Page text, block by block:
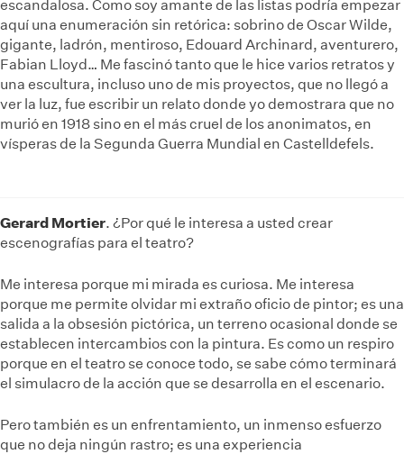
escandalosa. Como soy amante de las listas podría empezar
aquí una enumeración sin retórica: sobrino de Oscar Wilde,
gigante, ladrón, mentiroso, Edouard Archinard, aventurero,
Fabian Lloyd… Me fascinó tanto que le hice varios retratos y
una escultura, incluso uno de mis proyectos, que no llegó a
ver la luz, fue escribir un relato donde yo demostrara que no
murió en 1918 sino en el más cruel de los anonimatos, en
vísperas de la Segunda Guerra Mundial en Castelldefels.
Gerard Mortier. ¿Por qué le interesa a usted crear
escenografías para el teatro?
Me interesa porque mi mirada es curiosa. Me interesa
porque me permite olvidar mi extraño oficio de pintor; es una
salida a la obsesión pictórica, un terreno ocasional donde se
establecen intercambios con la pintura. Es como un respiro
porque en el teatro se conoce todo, se sabe cómo terminará
el simulacro de la acción que se desarrolla en el escenario.
Pero también es un enfrentamiento, un inmenso esfuerzo
que no deja ningún rastro; es una experiencia